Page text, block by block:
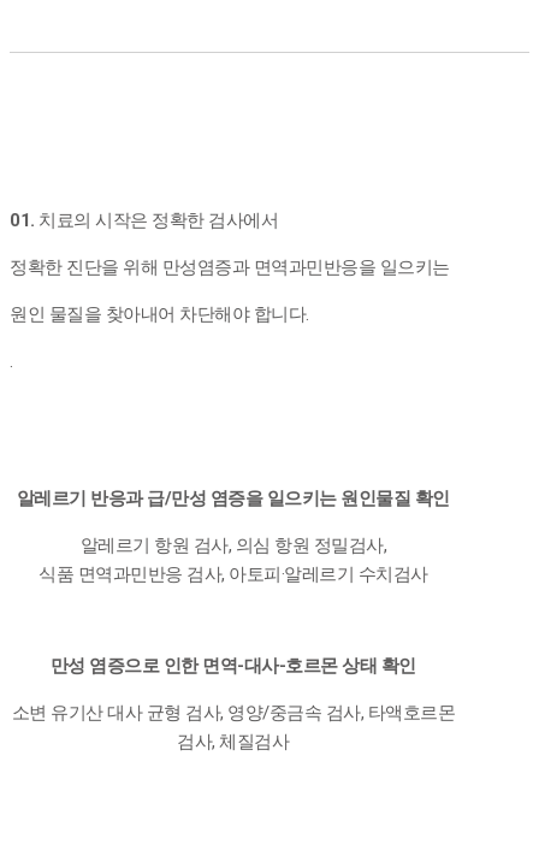
01. 치료의 시작은 정확한 검사에서
정확한 진단을 위해 만성염증과 면역과민반응을 일으키는
원인 물질을 찾아내어 차단해야 합니다.
.
알레르기 반응과 급/만성 염증을 일으키는 원인물질 확인
알레르기 항원 검사, 의심 항원 정밀검사,
식품 면역과민반응 검사, 아토피·알레르기 수치검사
만성 염증으로 인한 면역-대사-호르몬 상태 확인
소변 유기산 대사 균형 검사, 영양/중금속 검사, 타액호르몬
검사, 체질검사